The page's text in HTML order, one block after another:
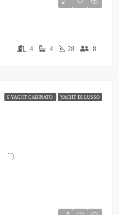
4 4 28 8
6 YACHT CABINATO YACHT DI LUSSO